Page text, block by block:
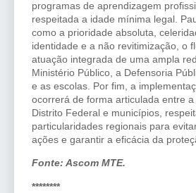
programas de aprendizagem
respeitada a idade mínima legal.
como a prioridade absoluta,
identidade e a não revitimização, o
atuação integrada de uma ampla
Ministério Público, a Defensoria
e as escolas. Por fim, a
ocorrerá de forma articulada entre a
Distrito Federal e municípios,
particularidades regionais para
ações e garantir a eficácia da
Fonte: Ascom MTE.
********